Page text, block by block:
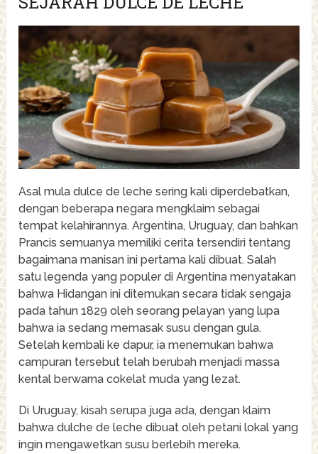
Asal mula dulce de leche sering kali diperdebatkan,
dengan beberapa negara mengklaim sebagai
tempat kelahirannya. Argentina, Uruguay, dan bahkan
Prancis semuanya memiliki cerita tersendiri tentang
bagaimana manisan ini pertama kali dibuat. Salah
satu legenda yang populer di Argentina menyatakan
bahwa Hidangan ini ditemukan secara tidak sengaja
pada tahun 1829 oleh seorang pelayan yang lupa
bahwa ia sedang memasak susu dengan gula.
Setelah kembali ke dapur, ia menemukan bahwa
campuran tersebut telah berubah menjadi massa
kental berwarna cokelat muda yang lezat.
Di Uruguay, kisah serupa juga ada, dengan klaim
bahwa dulche de leche dibuat oleh petani lokal yang
ingin mengawetkan susu berlebih mereka.